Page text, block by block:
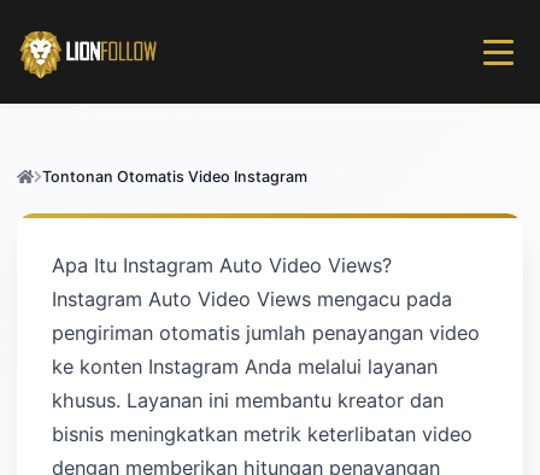
Tontonan Otomatis Video Instagram
Apa Itu Instagram Auto Video Views?
Instagram Auto Video Views mengacu pada
pengiriman otomatis jumlah penayangan video
ke konten Instagram Anda melalui layanan
khusus. Layanan ini membantu kreator dan
bisnis meningkatkan metrik keterlibatan video
dengan memberikan hitungan penayangan